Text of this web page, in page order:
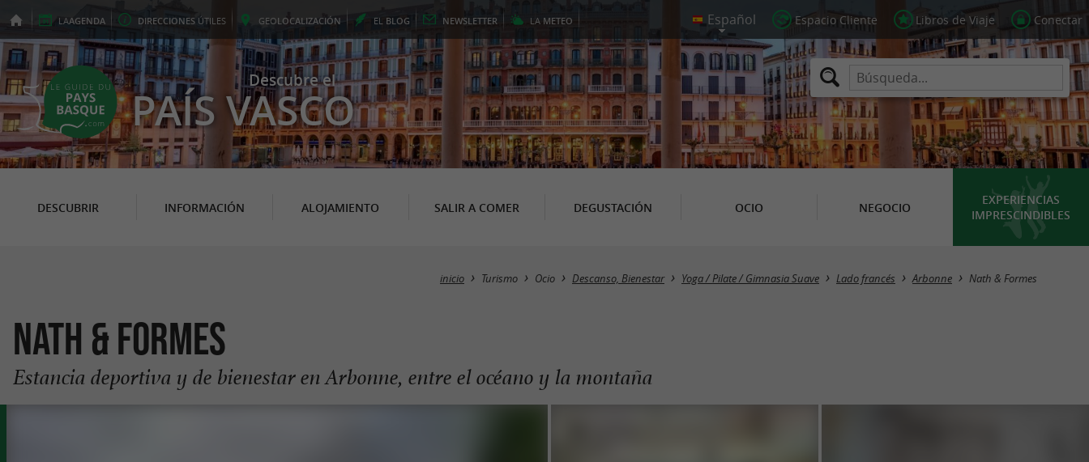
LAAGENDA DIRECCIONES ÚTILES GEOLOCALIZACIÓN EL BLOG NEWSLETTER LA METEO Espacio Cliente Libros de Viaje Conectar
Descubre el
PAÍS VASCO
DESCUBRIR INFORMACIÓN ALOJAMIENTO SALIR A COMER DEGUSTACIÓN OCIO NEGOCIO
EXPERIENCIAS
IMPRESCINDIBLES
inicio Turismo Ocio Descanso, Bienestar Yoga / Pilate / Gimnasia Suave Lado francés Arbonne Nath & Formes
Nath & Formes
Estancia deportiva y de bienestar en Arbonne, entre el océano y la montaña